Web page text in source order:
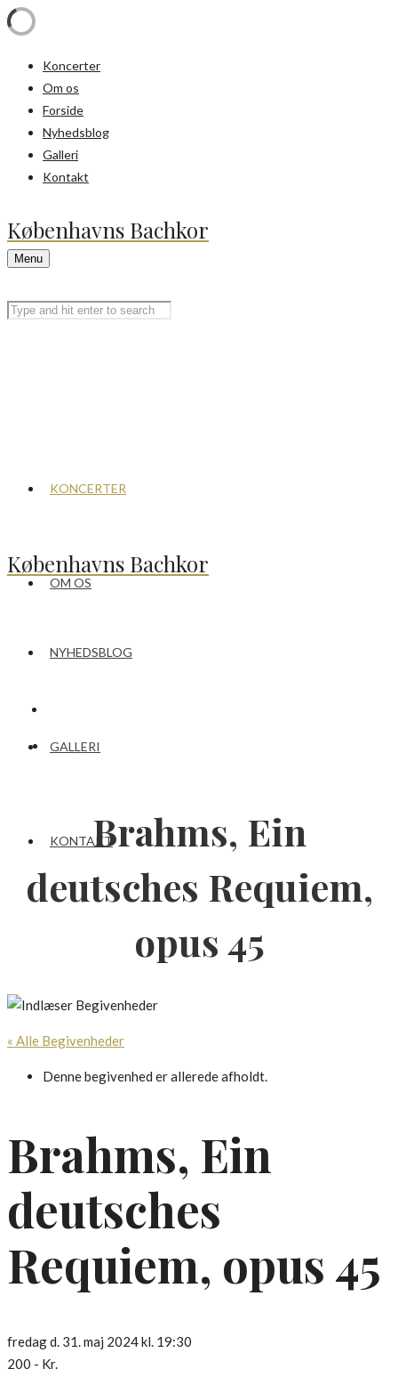
Koncerter
Om os
Forside
Nyhedsblog
Galleri
Kontakt
Københavns Bachkor
Menu
KONCERTER
OM OS
Københavns Bachkor
NYHEDSBLOG
GALLERI
KONTAKTBrahms, Ein
deutsches Requiem,
opus 45
« Alle Begivenheder
Denne begivenhed er allerede afholdt.
Brahms, Ein
deutsches
Requiem, opus 45
fredag d. 31. maj 2024 kl. 19:30
200 - Kr.